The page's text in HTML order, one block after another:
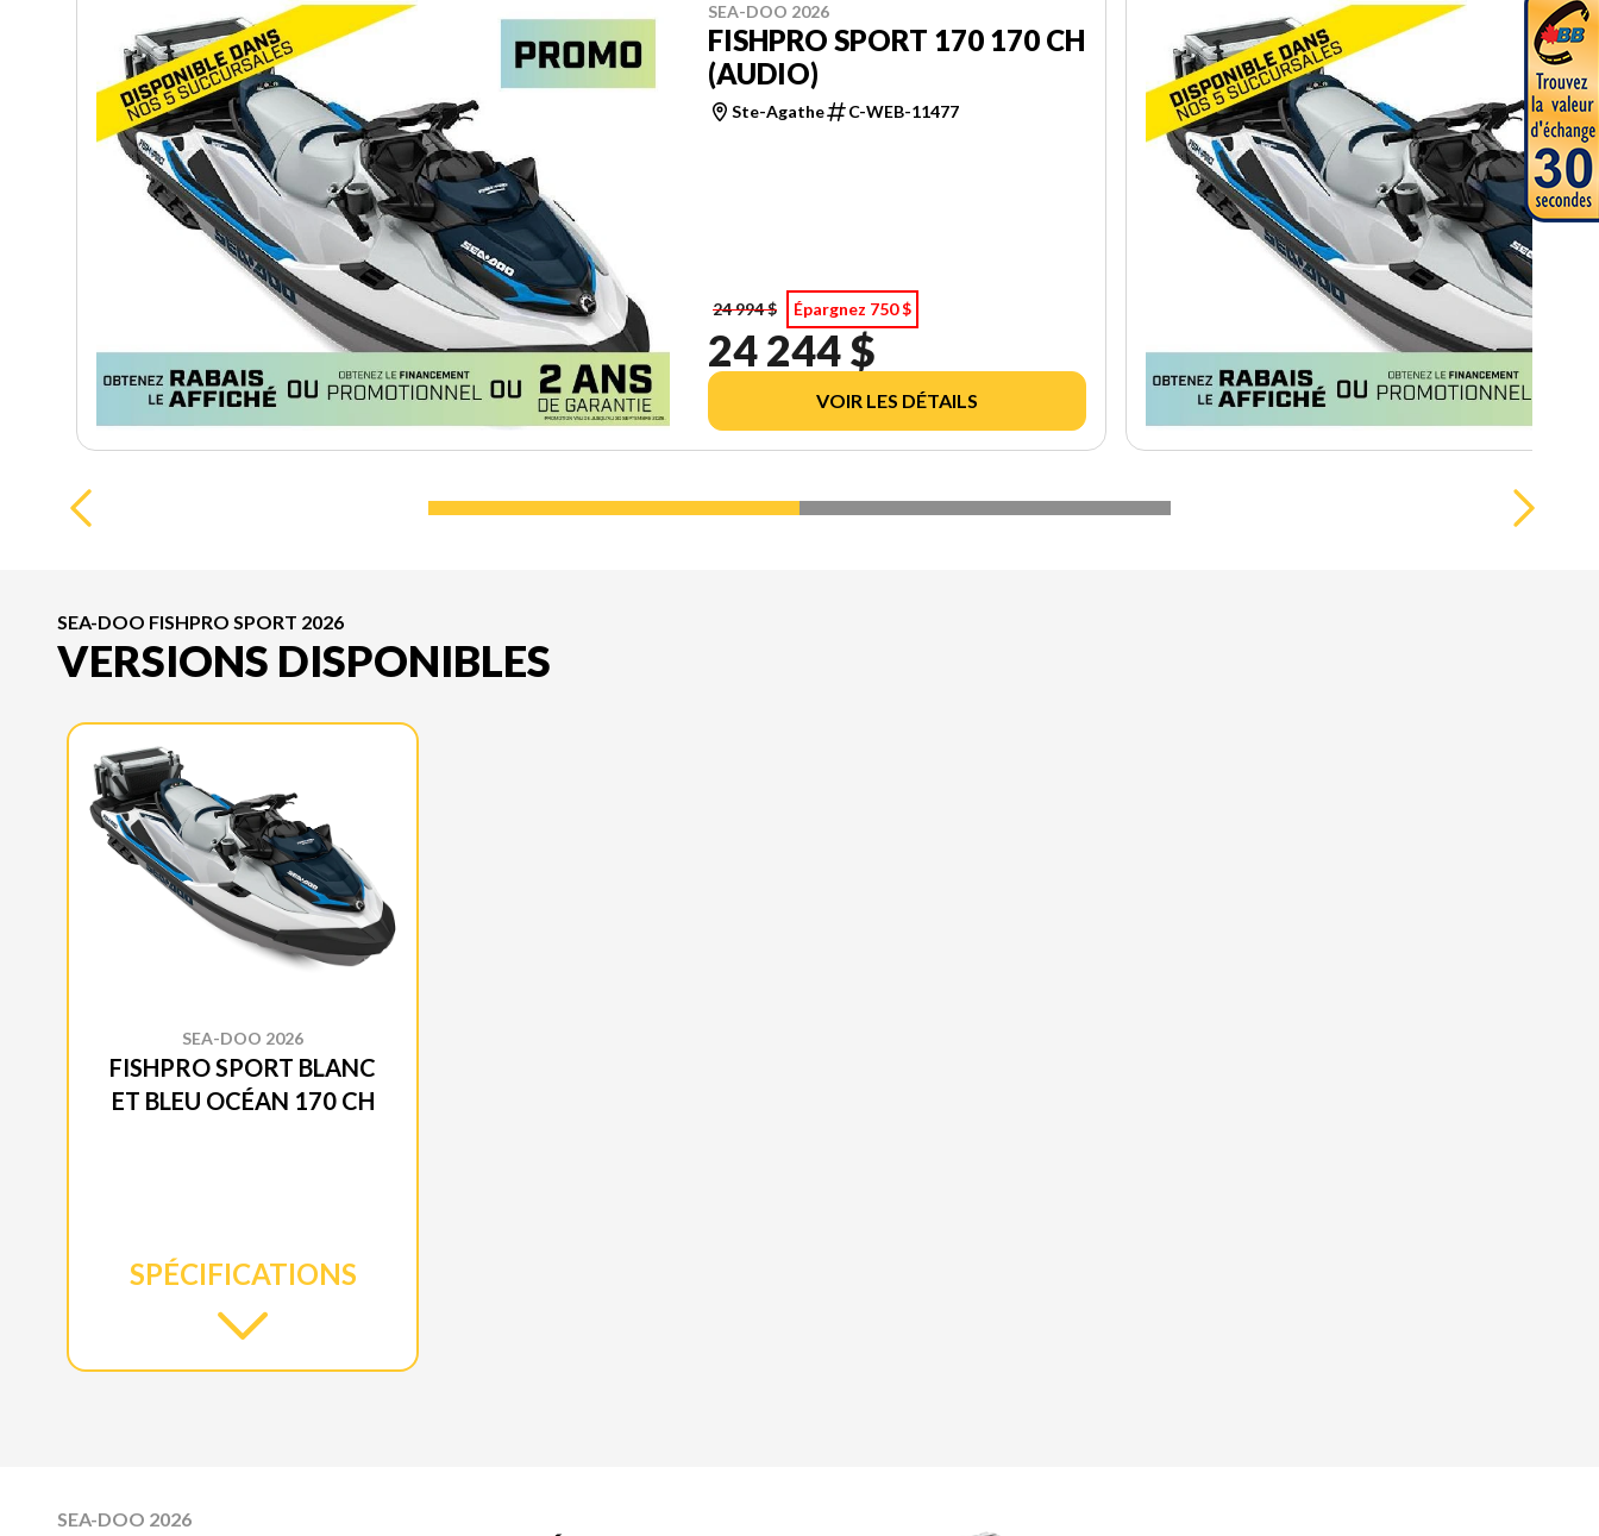
SEA-DOO 2026
FISHPRO SPORT 170 170 CH
(AUDIO)
Ste-Agathe C-WEB-11477
24 994 $ Épargnez 750 $
24 244 $
VOIR LES DÉTAILS
SEA-DOO FISHPRO SPORT 2026
VERSIONS DISPONIBLES
SEA-DOO 2026
FISHPRO SPORT BLANC
ET BLEU OCÉAN 170 CH
SPÉCIFICATIONS
SEA-DOO 2026